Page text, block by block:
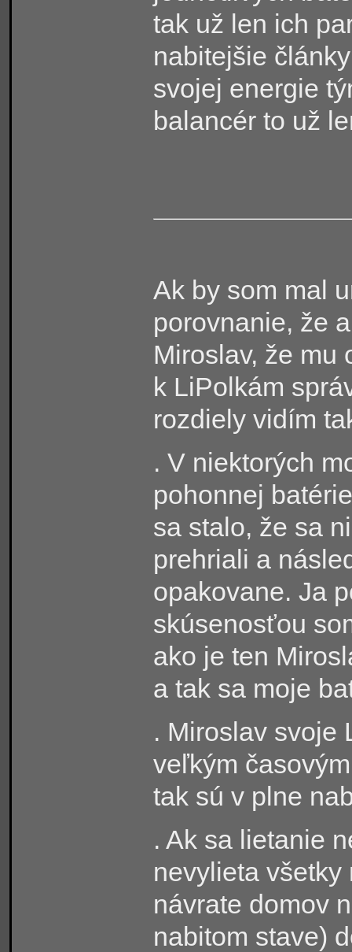
tak už len ich
nabitejšie
svojej energie
balancér to už
Ak by som mal
porovnanie, že
Miroslav, že mu
k LiPolkám
rozdiely vidím
. V niektorých
pohonnej
sa stalo, že sa
prehriali a
opakovane. Ja
skúsenosťou
ako je ten
a tak sa moje
. Miroslav svoje
veľkým
tak sú v plne
. Ak sa lietanie
nevylieta
návrate domov
nabitom stave)